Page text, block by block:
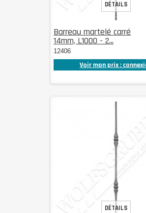
Barreau martelé carré
14mm, L1000 - 2...
12406
Voir mon prix :
DÉTAILS
DÉTAILS